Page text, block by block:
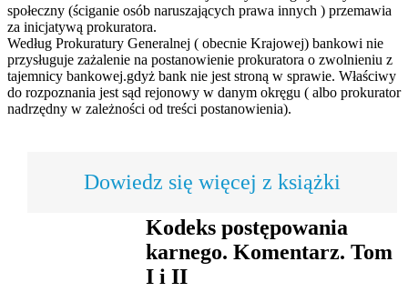
społeczny (ściganie osób naruszających prawa innych ) przemawia
za inicjatywą prokuratora.
Według Prokuratury Generalnej ( obecnie Krajowej) bankowi nie
przysługuje zażalenie na postanowienie prokuratora o zwolnieniu z
tajemnicy bankowej.gdyż bank nie jest stroną w sprawie. Właściwy
do rozpoznania jest sąd rejonowy w danym okręgu ( albo prokurator
nadrzędny w zależności od treści postanowienia).
Dowiedz się więcej z książki
Kodeks postępowania
karnego. Komentarz. Tom
I i II